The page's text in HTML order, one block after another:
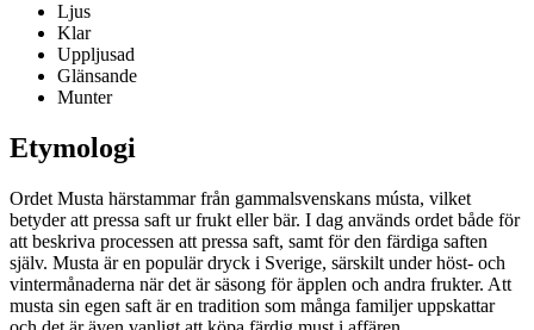
Ljus
Klar
Uppljusad
Glänsande
Munter
Etymologi
Ordet Musta härstammar från gammalsvenskans músta, vilket
betyder att pressa saft ur frukt eller bär. I dag används ordet både för
att beskriva processen att pressa saft, samt för den färdiga saften
själv. Musta är en populär dryck i Sverige, särskilt under höst- och
vintermånaderna när det är säsong för äpplen och andra frukter. Att
musta sin egen saft är en tradition som många familjer uppskattar